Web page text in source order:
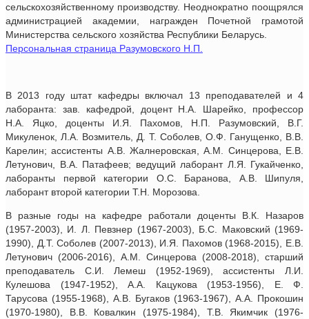
сельскохозяйственному производству. Неоднократно поощрялся
администрацией академии, награжден Почетной грамотой
Министерства сельского хозяйства Республики Беларусь.
Персональная страница Разумовского Н.П.
В 2013 году штат кафедры включал 13 преподавателей и 4
лаборанта: зав. кафедрой, доцент Н.А. Шарейко, профессор
Н.А. Яцко, доценты И.Я. Пахомов, Н.П. Разумовский, В.Г.
Микуленок, Л.А. Возмитель, Д. Т. Соболев, О.Ф. Ганущенко, В.В.
Карелин; ассистенты А.В. Жалнеровская, А.М. Синцерова, Е.В.
Летунович, В.А. Патафеев; ведущий лаборант Л.Я. Гукайченко,
лаборанты первой категории О.С. Баранова, А.В. Шипуля,
лаборант второй категории Т.Н. Морозова.
В разные годы на кафедре работали доценты В.К. Назаров
(1957-2003), И. Л. Певзнер (1967-2003), Б.С. Маковский (1969-
1990), Д.Т. Соболев (2007-2013), И.Я. Пахомов (1968-2015), Е.В.
Летунович (2006-2016), А.М. Синцерова (2008-2018), старший
преподаватель С.И. Лемеш (1952-1969), ассистенты Л.И.
Кулешова (1947-1952), А.А. Кацукова (1953-1956), Е. Ф.
Тарусова (1955-1968), А.В. Бугаков (1963-1967), А.А. Прокошин
(1970-1980), В.В. Ковалкин (1975-1984), Т.В. Якимчик (1976-